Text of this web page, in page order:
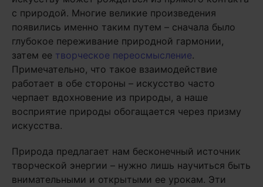
с природой. Многие великие произведения
появились именно таким путем – сначала было
глубокое переживание природной гармонии,
затем ее творческое переосмысление.
Примечательно, что такое взаимодействие
работает в обе стороны – искусство часто
черпает вдохновение из природы, а наше
восприятие природы обогащается через призму
искусства.
Природа предлагает нам бесконечный источник
творческой энергии – нужно лишь научиться быть
внимательными и открытыми ее урокам. Эти